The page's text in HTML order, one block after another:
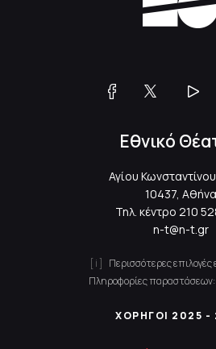
Εθνικό
Αγίου
10437, Αθήνα
Τηλ. κέντρο 210
n-t@n-t.gr
Περισσότερες επιλογές
Πληροφορίες παραστάσεων:
ΧΟΡΗΓΟΙ 2025 -